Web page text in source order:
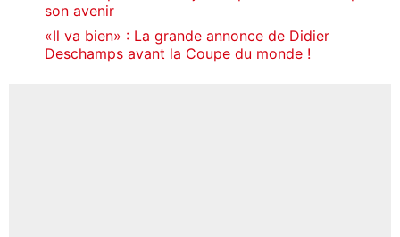
son avenir
«Il va bien» : La grande annonce de Didier
Deschamps avant la Coupe du monde !